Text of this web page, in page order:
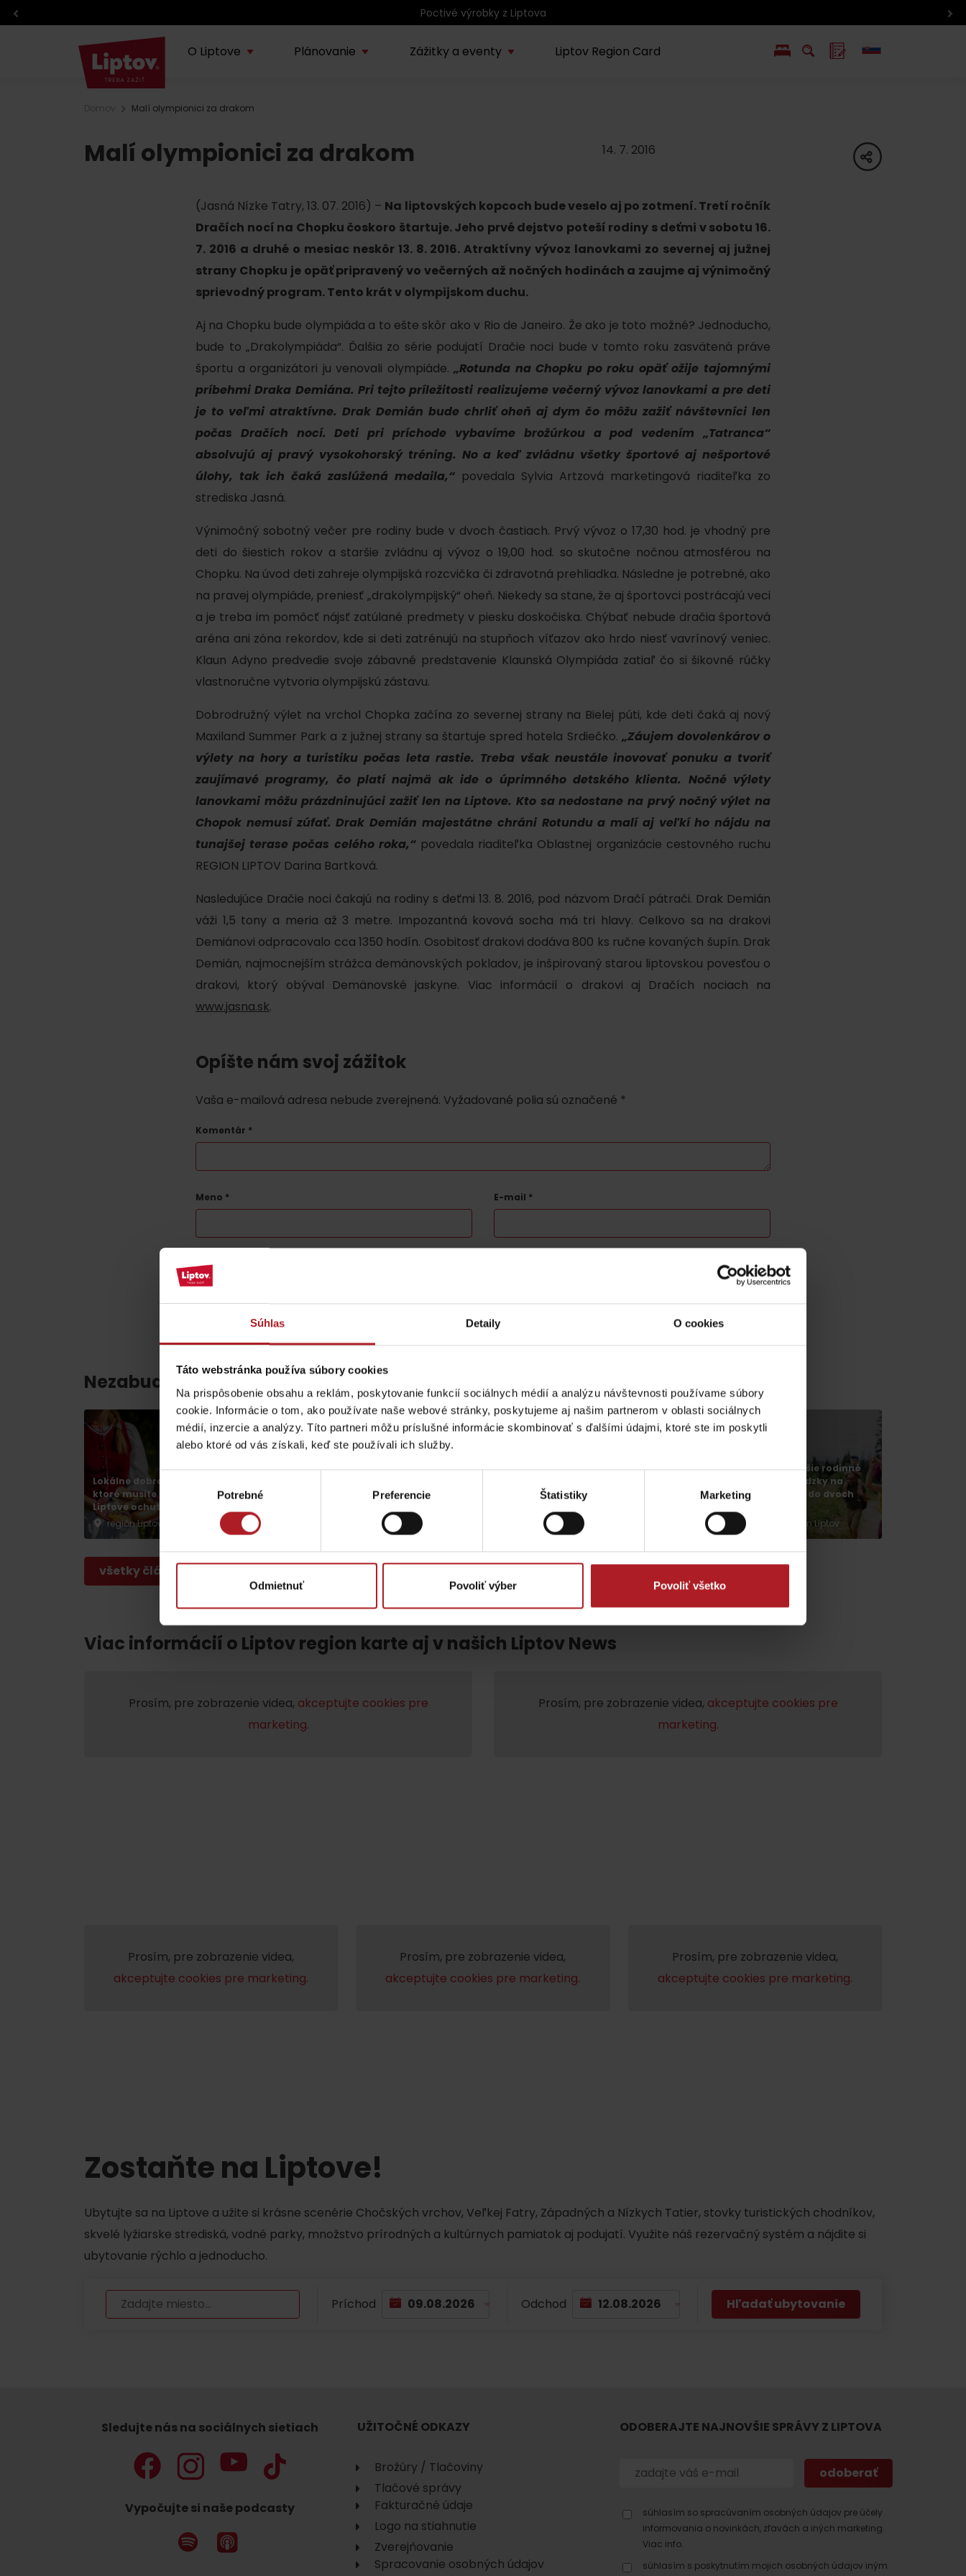
Súhlas Detaily O cookies
Táto webstránka používa súbory cookies
Na prispôsobenie obsahu a reklám, poskytovanie funkcií sociálnych médií a analýzu návštevnosti používame súbory
cookie. Informácie o tom, ako používate naše webové stránky, poskytujeme aj našim partnerom v oblasti sociálnych
médií, inzercie a analýzy. Títo partneri môžu príslušné informácie skombinovať s ďalšími údajmi, ktoré ste im poskytli
alebo ktoré od vás získali, keď ste používali ich služby.
Výber
Potrebné Preferencie Štatistiky Marketing
Odmietnuť Povoliť výber Povoliť všetko
O Liptove
O regióne
TOP z regiónu
Liptov
Liptov
VIAC O REGIÓNE
Plánovanie
Plánovanie dovolenky
TOP atrakcie
Počasie a kamery
Požičovne a servisy
Plánovanie pre firmy
Liptove
ZOZNAM INFOCENTIER
Naplánuj si dovolenku
Pobytové balíky
Rezervuj si izby
Kempovanie
So zvieratkami
So zľavami
Program pre zamestnancov
Konferenčné priestory
Teambuildingy
Kde sa nachádza
poklad? Nájdi ho s
Liptov Region Card!
Voda, sneh a aktivity
Počasie a kamery
Pravidlá pobytu na
Poistenie záchrany
KAMERY
Múzeum liptovskej
dediny v Pribyline
Lúčanský vodopád Aquapark Tatralandia
Potrebuješ požičať lyže alebo bicykel?
Taxi
No data found for this source.
Zážitky a eventy
Zážitky
Športy
Liptov s deťmi
Regionálne výrobky
13.
2026
20. Cvyklo pohár 2026
AUG
15.
Vodný park Tatralandia
Tropická noc v
Tatralandii – letný
špeciál
AUG
22.
Demänovská Dolina
Leto pod Chopkom
VŠETKY PODUJATIA
Letné športy
Turistika
Vodné športy
Nordic walking
Zimné športy
Lyžovanie
Bežkovanie
Zimná turistika
Vyber si typ zážitku
Wellness a spa
Vodné aktivity
História a kultúra
Ak ti škvŕka v bruchu
Reštaurácie
Pivovary a vinárne
Salaše a koliby
Zimu a leto na Liptove
spoja športy
Kde sa nachádza
poklad? Nájdi ho s
Liptov Region Card!
Voda, sneh a aktivity
podľa veku detí
O značke Produkt Liptova Kde kúpiť Spolupráca
ZOZNAM PRODUKTOV LIPTOVA
Chaty a útulne Liptovské tradície Pramene a vodopády
Liptov Region Card
Malí olympionici za drakom
share
Malí olympionici za drakom 14. 7. 2016
(Jasná Nízke Tatry, 13. 07. 2016) – Na liptovských kopcoch bude veselo aj po zotmení. Tretí ročník
Dračích nocí na Chopku čoskoro štartuje. Jeho prvé dejstvo poteší rodiny s deťmi v sobotu 16.
7. 2016 a druhé o mesiac neskôr 13. 8. 2016. Atraktívny vývoz lanovkami zo severnej aj južnej
strany Chopku je opäť pripravený vo večerných až nočných hodinách a zaujme aj výnimočný
sprievodný program. Tento krát v olympijskom duchu.
Aj na Chopku bude olympiáda a to ešte skôr ako v Rio de Janeiro. Že ako je toto možné? Jednoducho,
bude to „Drakolympiáda“. Ďalšia zo série podujatí Dračie noci bude v tomto roku zasvätená práve
športu a organizátori ju venovali olympiáde.„Rotunda na Chopku po roku opäť ožije tajomnými
príbehmi Draka Demiána. Pri tejto príležitosti realizujeme večerný vývoz lanovkami a pre deti
je to veľmi atraktívne. Drak Demián bude chrliť oheň aj dym čo môžu zažiť návštevníci len
počas Dračích nocí. Deti pri príchode vybavíme brožúrkou a pod vedením „Tatranca“
absolvujú aj pravý vysokohorský tréning. No a keď zvládnu všetky športové aj nešportové
úlohy, tak ich čaká zaslúžená medaila,“ povedala Sylvia Artzová marketingová riaditeľka zo
strediska Jasná.
Výnimočný sobotný večer pre rodiny bude v dvoch častiach. Prvý vývoz o 17,30 hod. je vhodný pre
deti do šiestich rokov a staršie zvládnu aj vývoz o 19,00 hod. so skutočne nočnou atmosférou na
Chopku. Na úvod deti zahreje olympijská rozcvička či zdravotná prehliadka. Následne je potrebné, ako
na pravej olympiáde, preniesť „drakolympijský“ oheň. Niekedy sa stane, že aj športovci postrácajú veci
a je treba im pomôcť nájsť zatúlané predmety v piesku doskočiska. Chýbať nebude dračia športová
aréna ani zóna rekordov, kde si deti zatrénujú na stupňoch víťazov ako hrdo niesť vavrínový veniec.
Klaun Adyno predvedie svoje zábavné predstavenie Klaunská Olympiáda zatiaľ čo si šikovné rúčky
vlastnoručne vytvoria olympijskú zástavu.
Dobrodružný výlet na vrchol Chopka začína zo severnej strany na Bielej púti, kde deti čaká aj nový
Maxiland Summer Park a z južnej strany sa štartuje spred hotela Srdiečko. „Záujem dovolenkárov o
výlety na hory a turistiku počas leta rastie. Treba však neustále inovovať ponuku a tvoriť
zaujímavé programy, čo platí najmä ak ide o úprimného detského klienta. Nočné výlety
lanovkami môžu prázdninujúci zažiť len na Liptove. Kto sa nedostane na prvý nočný výlet na
Chopok nemusí zúfať. Drak Demián majestátne chráni Rotundu a malí aj veľkí ho nájdu na
tunajšej terase počas celého roka,“povedala riaditeľka Oblastnej organizácie cestovného ruchu
REGION LIPTOV Darina Bartková.
Nasledujúce Dračie noci čakajú na rodiny s deťmi 13. 8. 2016, pod názvom Dračí pátrači. Drak Demián
váži 1,5 tony a meria až 3 metre. Impozantná kovová socha má tri hlavy. Celkovo sa na drakovi
Demiánovi odpracovalo cca 1350 hodín. Osobitosť drakovi dodáva 800 ks ručne kovaných šupín. Drak
Demián, najmocnejším strážca demänovských pokladov, je inšpirovaný starou liptovskou povesťou o
drakovi, ktorý obýval Demänovské jaskyne. Viac informácií o drakovi aj Dračích nociach na
www.jasna.sk.
Opíšte nám svoj zážitok
Vaša e-mailová adresa nebude zverejnená. Vyžadované polia sú označené *
Komentár *
Meno * E-mail *
Táto stránka je chránená testom reCAPTCHA a spoločnosťou Google.
Nezabudnite si prečítať aj ďalšie články
Lokálne dobroty,
ktoré musíte na
Liptove ochutnať
región Liptov
verzus rozpálený
región Liptov
Leto v Demänovskej
doline: Miesto, kde
oddýchnu si aj
Jasná
medzi stromami
monumentálne
Iné lokality
1286 v Liptovskom
Liptovský Mikuláš
Najkrajšie rodinné
prechádzky na
Liptove do dvoch
región Liptov
všetky články
Viac informácií o Liptov region karte aj v našich Liptov News
Prosím, pre zobrazenie videa, akceptujte cookies pre
marketing.
Prosím, pre zobrazenie videa, akceptujte cookies pre
marketing.
Prosím, pre zobrazenie videa,
akceptujte cookies pre marketing.
Prosím, pre zobrazenie videa,
akceptujte cookies pre marketing.
Prosím, pre zobrazenie videa,
akceptujte cookies pre marketing.
Zostaňte na Liptove!
Ubytujte sa na Liptove a užite si krásne scenérie Chočských vrchov, Veľkej Fatry, Západných a Nízkych Tatier, stovky turistických chodníkov,
skvelé lyžiarske strediská, vodné parky, množstvo prírodných a kultúrnych pamiatok aj podujatí. Využite náš rezervačný systém a nájdite si
ubytovanie rýchlo a jednoducho.
Príchod Odchod Hľadať ubytovanie
Sledujte nás na sociálnych sietiach
Vypočujte si naše podcasty
UŽITOČNÉ ODKAZY
Brožúry / Tlačoviny
Tlačové správy
Fakturačné údaje
Logo na stiahnutie
Zverejňovanie
Spracovanie osobných údajov
ODOBERAJTE NAJNOVŠIE SPRÁVY Z LIPTOVA
súhlasím so spracúvaním osobných údajov pre účely
informovania o novinkách, zľavách a iných marketing.
Viac info.
súhlasím s poskytnutím mojich osobných údajov iným